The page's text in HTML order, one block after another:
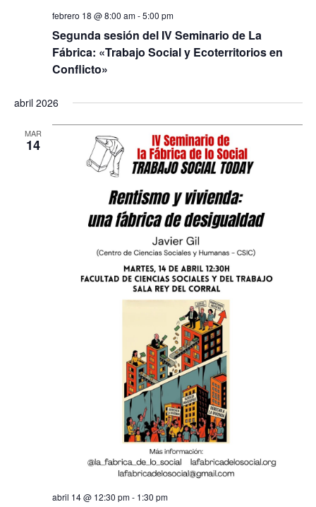
febrero 18 @ 8:00 am-5:00 pm
Segunda sesión del IV Seminario de La
Fábrica: «Trabajo Social y Ecoterritorios en
Conflicto»
abril 2026
MAR
14
abril 14 @ 12:30 pm- 1:30 pm